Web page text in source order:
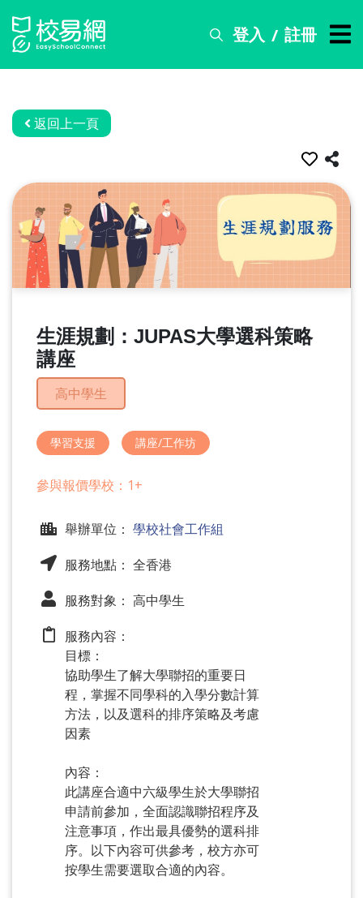
登入 / 註冊
搜
務
資
關
我
返回上一頁
生涯規劃：JUPAS大學選科策略
講座
高中學生
學習支援 講座/工作坊
參與報價學校：1+
舉辦單位： 學校社會工作組
服務地點： 全香港
服務對象： 高中學生
服務內容：
目標：
協助學生了解大學聯招的重要日
程，掌握不同學科的入學分數計算
方法，以及選科的排序策略及考慮
因素
內容：
此講座合適中六級學生於大學聯招
申請前參加，全面認識聯招程序及
注意事項，作出最具優勢的選科排
序。以下內容可供參考，校方亦可
按學生需要選取合適的內容。